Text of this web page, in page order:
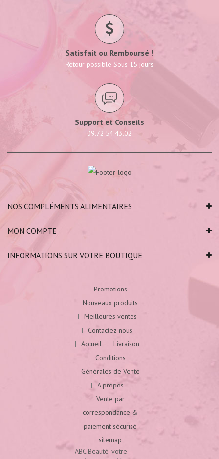
Satisfait ou Remboursé !
Retour possible Sous 15 jours
Support et Conseils
09.72.54.43.02
NOS COMPLÉMENTS ALIMENTAIRES
MON COMPTE
INFORMATIONS SUR VOTRE BOUTIQUE
Promotions
Nouveaux produits
Meilleures ventes
Contactez-nous
Accueil
Livraison
Conditions
Générales de Vente
A propos
Vente par
correspondance &
paiement sécurisé
sitemap
ABC Beauté, votre